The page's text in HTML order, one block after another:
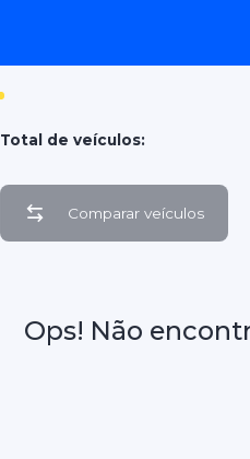
Total de veículos:
Comparar veículos
Ops! Não